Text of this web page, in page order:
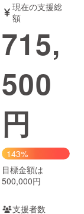
書籍・雑誌
チャレンジ
Creation
ミュニティ
現在の支援総
額
715,
500
円
143%
目標金額は
500,000円
支援者数